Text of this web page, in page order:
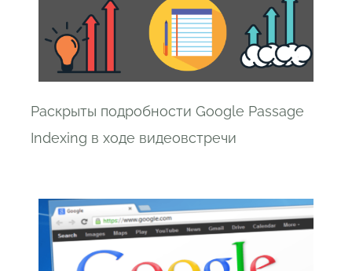
Раскрыты подробности Google Passage
Indexing в ходе видеовстречи